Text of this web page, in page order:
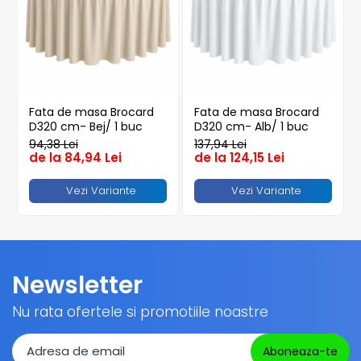
Pahare
Sandwich
Articole din Carton Negru
Boluri
Caserole
Articole din Plastic PP
Caserole
Sosiere
Articole din Trestie de Zahar Alb
Farfurii
Articole din Trestie de Zahar
Boluri
Fata de masa Brocard
D320 cm- Bej/ 1 buc
94,38 Lei
de la 84,94 Lei
Vezi Variante
Fata de masa Brocard
D320 cm- Alb/ 1 buc
137,94 Lei
de la 124,15 Lei
Vezi Variante
Newsletter
Nu rata ofertele si promotiile noastre